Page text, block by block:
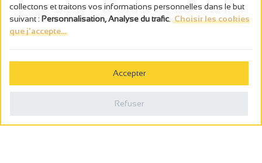
L’abus d’alcool est dangereux pour la santé, à consommer avec
Politique de confidentialité
collectons et traitons vos informations personnelles dans le but
suivant : Personnalisation, Analyse du trafic Choisir les cookies
que j'accepte...
Accepter
Refuser